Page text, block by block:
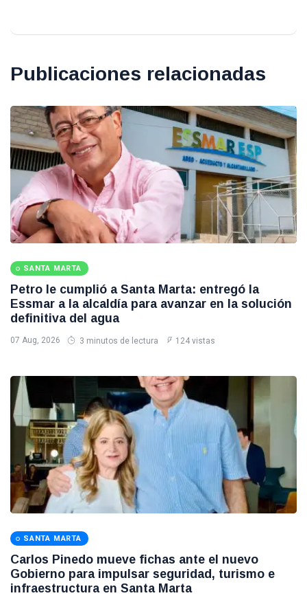
Publicaciones relacionadas
SANTA MARTA
Petro le cumplió a Santa Marta: entregó la
Essmar a la alcaldía para avanzar en la solución
definitiva del agua
07 Aug, 2026 3 minutos de lectura 124 vistas
SANTA MARTA
Carlos Pinedo mueve fichas ante el nuevo
Gobierno para impulsar seguridad, turismo e
infraestructura en Santa Marta